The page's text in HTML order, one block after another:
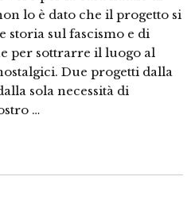
lo è dato che il progetto si
storia sul fascismo e di
per sottrarre il luogo al
Due progetti dalla
sola necessità di
…